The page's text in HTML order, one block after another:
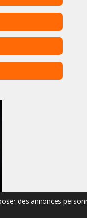
des annonces